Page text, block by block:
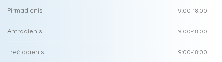
Pirmadienis 9:00-18:00
Antradienis 9:00-18:00
Trečiadienis 9:00-18:00